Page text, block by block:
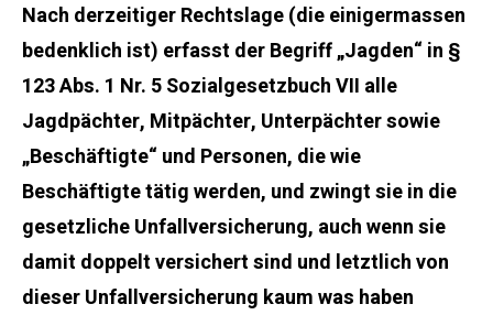
Nach derzeitiger Rechtslage (die einigermassen
bedenklich ist) erfasst der Begriff „Jagden“ in §
123 Abs. 1 Nr. 5 Sozialgesetzbuch VII alle
Jagdpächter, Mitpächter, Unterpächter sowie
„Beschäftigte“ und Personen, die wie
Beschäftigte tätig werden, und zwingt sie in die
gesetzliche Unfallversicherung, auch wenn sie
damit doppelt versichert sind und letztlich von
dieser Unfallversicherung kaum was haben